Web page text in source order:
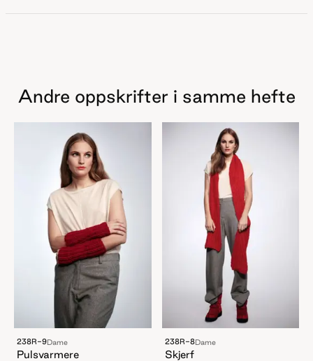
Andre oppskrifter i samme hefte
238R-9Dame
Pulsvarmere
238R-8Dame
Skjerf